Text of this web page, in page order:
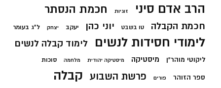
הרב אדם סיני זוגיות חכמת הנסתר
חכמת הקבלה טו בשבט יוני כהן יעקב יצחק ל"ג בעומר
לימודי חסידות לנשים לימוד קבלה לנשים
ליקוטי מוהר"ן מיסטיקה מיסטיקה יהודית מלחמה סוכות
ספר הזוהר פורים פרשת השבוע קבלה